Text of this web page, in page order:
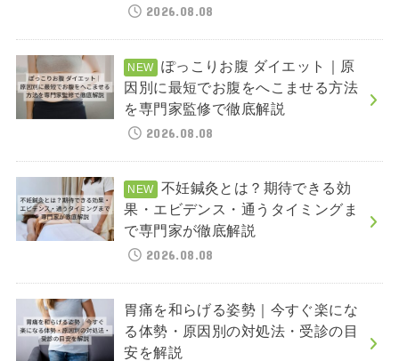
2026.08.08
ぽっこりお腹 ダイエット｜原
因別に最短でお腹をへこませる方法
を専門家監修で徹底解説
2026.08.08
不妊鍼灸とは？期待できる効
果・エビデンス・通うタイミングま
で専門家が徹底解説
2026.08.08
胃痛を和らげる姿勢｜今すぐ楽にな
る体勢・原因別の対処法・受診の目
安を解説